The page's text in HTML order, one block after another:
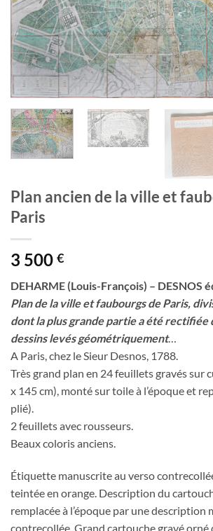
Plan ancien de la ville et
Paris
3 500 €
DEHARME (Louis-François) – DESNOS
Plan de la ville et faubourgs de Paris,
dont la plus grande partie a été rectifiée
dessins levés géométriquement…
A Paris, chez le Sieur Desnos, 1788.
Très grand plan en 24 feuillets gravés sur
x 145 cm), monté sur toile à l’époque et
plié).
2 feuillets avec rousseurs.
Beaux coloris anciens.
Étiquette manuscrite au verso
teintée en orange. Description du
remplacée à l’époque par une description
contrecollée. Grand cartouche gravé orné